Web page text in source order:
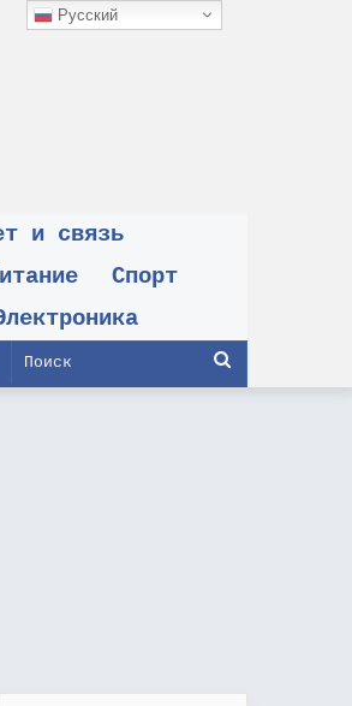
и связь
Спорт
Поиск
Switch
Русский